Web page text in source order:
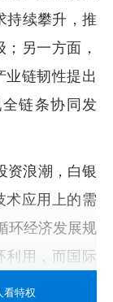
持续攀升，推
另一方面，
链韧性提出
链条协同发
资浪潮，白银
术应用上的需
环经济发展规
利用，而国际
企业提升供
看特权